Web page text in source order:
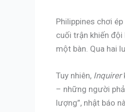
Philippines chơi
cuối trận khiến
một bàn. Qua hai
Tuy nhiên, Inquirer
– những người
lượng”, nhật báo